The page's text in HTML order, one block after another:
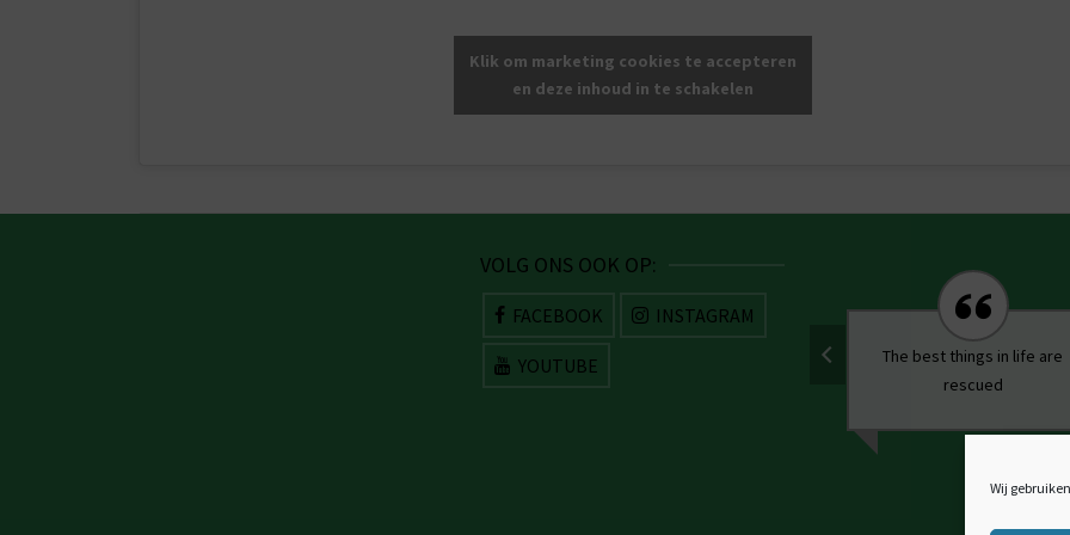
Wij
Klik om marketing cookies te accepteren
en deze inhoud in te schakelen
VOLG ONS OOK OP:
FACEBOOK INSTAGRAM
YOUTUBE
You can’t buy love – But you
The best things in life are
rescued